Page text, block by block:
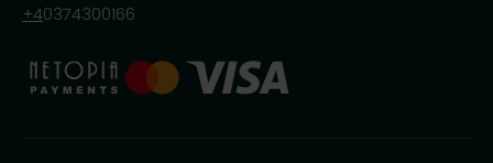
+40374300166